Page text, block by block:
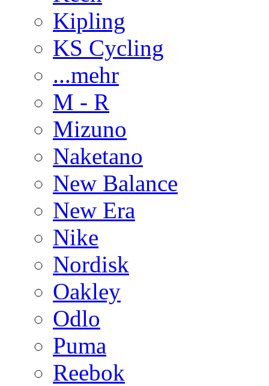
Kipling
KS Cycling
...mehr
M - R
Mizuno
Naketano
New Balance
New Era
Nike
Nordisk
Oakley
Odlo
Puma
Reebok